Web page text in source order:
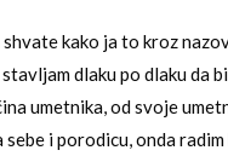
kako ja to kroz
dlaku po dlaku da
umetnika, od svoje
i porodicu, onda